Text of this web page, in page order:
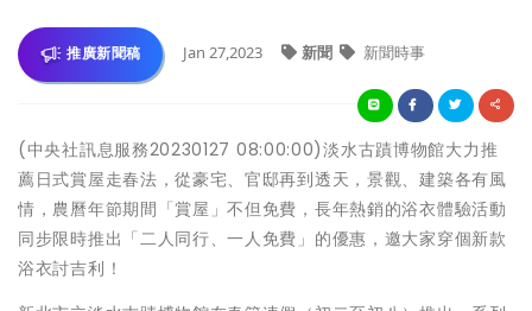
推廣新聞稿 Jan 27,2023 新聞 新聞時事
(中央社訊息服務20230127 08:00:00)淡水古蹟博物館大力推
薦日式賞屋走春法，從豪宅、官邸再到透天，景觀、建築各有風
情，農曆年節期間「賞屋」不但免費，長年熱銷的浴衣體驗活動
同步限時推出「二人同行、一人免費」的優惠，邀大家穿個新款
浴衣討吉利！